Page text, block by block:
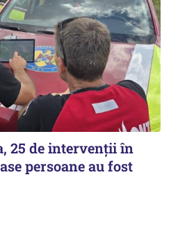
25 de intervenții în
persoane au fost